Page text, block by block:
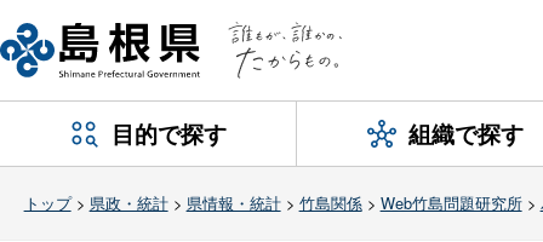
目的で探す 組織で探す
トップ> 県政・統計> 県情報・統計> 竹島関係> Web竹島問題研究所>